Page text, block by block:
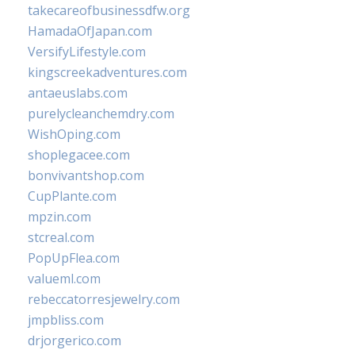
takecareofbusinessdfw.org
HamadaOfJapan.com
VersifyLifestyle.com
kingscreekadventures.com
antaeuslabs.com
purelycleanchemdry.com
WishOping.com
shoplegacee.com
bonvivantshop.com
CupPlante.com
mpzin.com
stcreal.com
PopUpFlea.com
valueml.com
rebeccatorresjewelry.com
jmpbliss.com
drjorgerico.com